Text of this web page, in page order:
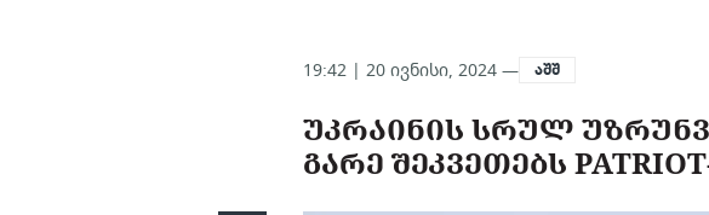
19:42 | 20 ივნისი, 2024 — აშშ
ᲣᲙᲠᲐᲘᲜᲘᲡ ᲡᲠᲣᲚ
ᲒᲐᲠᲔ ᲨᲔᲙᲕᲔᲗᲔᲑᲡ